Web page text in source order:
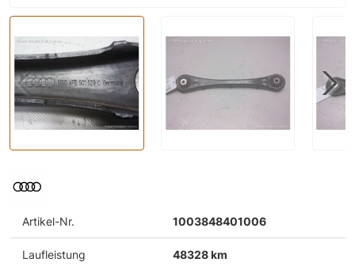
Artikel-Nr. 1003848401006
Laufleistung 48328 km